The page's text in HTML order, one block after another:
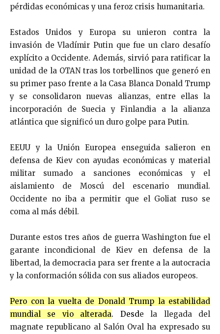
pérdidas económicas y una feroz crisis humanitaria.
Estados Unidos y Europa su unieron contra la
invasión de Vladímir Putin que fue un claro desafío
explícito a Occidente. Además, sirvió para ratificar la
unidad de la OTAN tras los torbellinos que generó en
su primer paso frente a la Casa Blanca Donald Trump
y se consolidaron nuevas alianzas, entre ellas la
incorporación de Suecia y Finlandia a la alianza
atlántica que significó un duro golpe para Putin.
EEUU y la Unión Europea enseguida salieron en
defensa de Kiev con ayudas económicas y material
militar sumado a sanciones económicas y el
aislamiento de Moscú del escenario mundial.
Occidente no iba a permitir que el Goliat ruso se
coma al más débil.
Durante estos tres años de guerra Washington fue el
garante incondicional de Kiev en defensa de la
libertad, la democracia para ser frente a la autocracia
y la conformación sólida con sus aliados europeos.
Pero con la vuelta de Donald Trump la estabilidad
mundial se vio alterada. Desde la llegada del
magnate republicano al Salón Oval ha expresado su